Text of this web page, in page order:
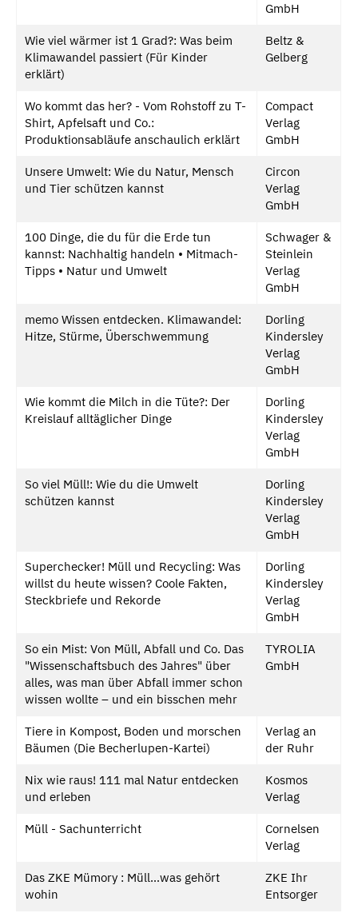
GmbH
Wie viel wärmer ist 1 Grad?: Was beim
Klimawandel passiert (Für Kinder
erklärt)
Beltz &
Gelberg
Wo kommt das her? - Vom Rohstoff zu T-
Shirt, Apfelsaft und Co.:
Produktionsabläufe anschaulich erklärt
Compact
Verlag
GmbH
Unsere Umwelt: Wie du Natur, Mensch
und Tier schützen kannst
Circon
Verlag
GmbH
100 Dinge, die du für die Erde tun
kannst: Nachhaltig handeln • Mitmach-
Tipps • Natur und Umwelt
Schwager &
Steinlein
Verlag
GmbH
memo Wissen entdecken. Klimawandel:
Hitze, Stürme, Überschwemmung
Dorling
Kindersley
Verlag
GmbH
Wie kommt die Milch in die Tüte?: Der
Kreislauf alltäglicher Dinge
Dorling
Kindersley
Verlag
GmbH
So viel Müll!: Wie du die Umwelt
schützen kannst
Dorling
Kindersley
Verlag
GmbH
Superchecker! Müll und Recycling: Was
willst du heute wissen? Coole Fakten,
Steckbriefe und Rekorde
Dorling
Kindersley
Verlag
GmbH
So ein Mist: Von Müll, Abfall und Co. Das
"Wissenschaftsbuch des Jahres" über
alles, was man über Abfall immer schon
wissen wollte – und ein bisschen mehr
TYROLIA
GmbH
Tiere in Kompost, Boden und morschen
Bäumen (Die Becherlupen-Kartei)
Verlag an
der Ruhr
Nix wie raus! 111 mal Natur entdecken
und erleben
Kosmos
Verlag
Müll - Sachunterricht
Cornelsen
Verlag
Das ZKE Mümory : Müll…was gehört
wohin
ZKE Ihr
Entsorger